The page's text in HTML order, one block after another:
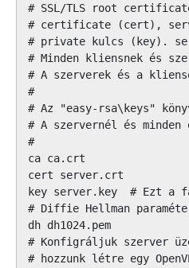
# SSL/TLS root
# certificate (cert),
# private kulcs (key).
# Minden kliensnek és
# A szerverek és a
#
# Az "easy-rsa\keys"
# A szervernél és minden
#
ca ca.crt
cert server.crt
key server.key  # Ezt a
# Diffie Hellman
dh dh1024.pem
# Konfigráljuk szerver
# hozzunk létre egy